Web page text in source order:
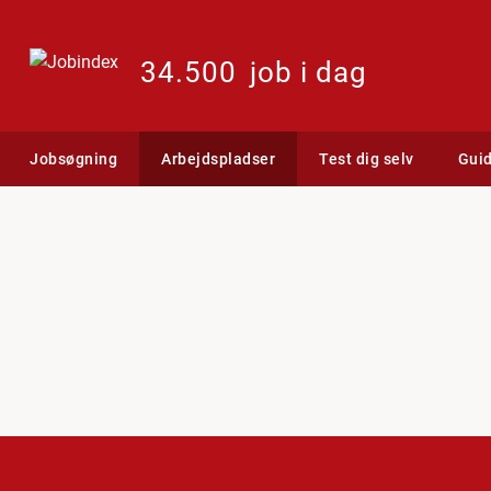
34.500 job i dag
Jobsøgning Arbejdspladser Test dig selv